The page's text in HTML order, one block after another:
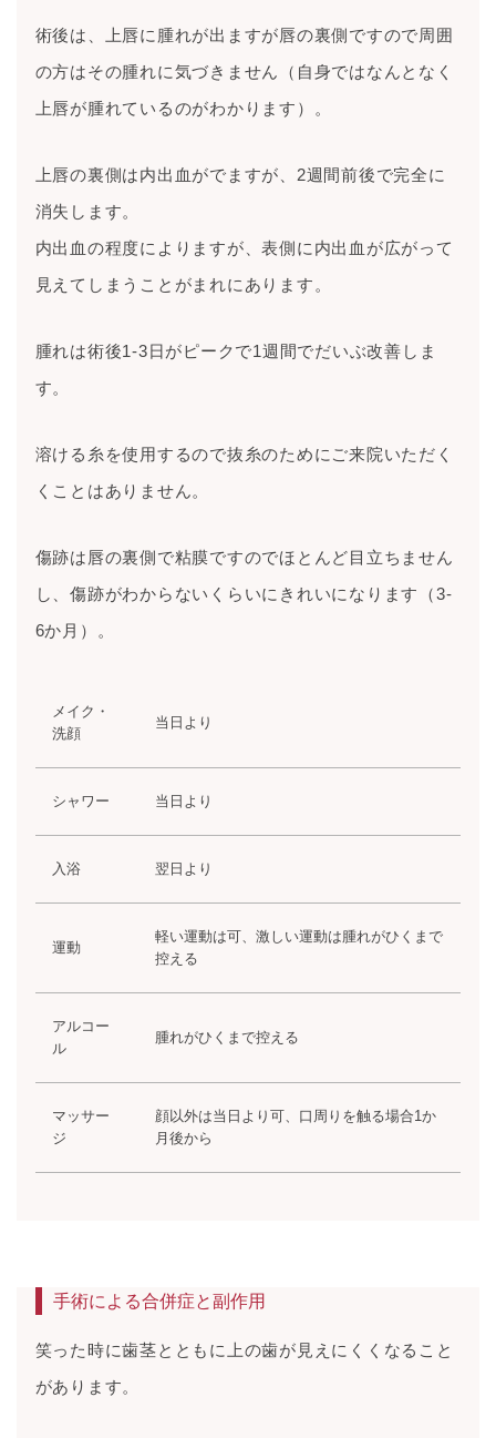
術後は、上唇に腫れが出ますが唇の裏側ですので周囲
の方はその腫れに気づきません（自身ではなんとなく
上唇が腫れているのがわかります）。
上唇の裏側は内出血がでますが、2週間前後で完全に
消失します。
内出血の程度によりますが、表側に内出血が広がって
見えてしまうことがまれにあります。
腫れは術後1-3日がピークで1週間でだいぶ改善しま
す。
溶ける糸を使用するので抜糸のためにご来院いただく
くことはありません。
傷跡は唇の裏側で粘膜ですのでほとんど目立ちません
し、傷跡がわからないくらいにきれいになります（3-
6か月）。
メイク・
洗顔
当日より
シャワー 当日より
入浴 翌日より
運動
軽い運動は可、激しい運動は腫れがひくまで
控える
アルコー
ル
腫れがひくまで控える
マッサー
ジ
顔以外は当日より可、口周りを触る場合1か
月後から
手術による合併症と副作用
笑った時に歯茎とともに上の歯が見えにくくなること
があります。